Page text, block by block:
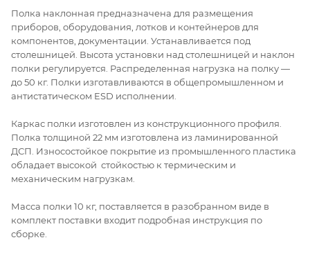
Полка наклонная предназначена для размещения
приборов, оборудования, лотков и контейнеров для
компонентов, документации. Устанавливается под
столешницей. Высота установки над столешницей и наклон
полки регулируется. Распределенная нагрузка на полку —
до 50 кг. Полки изготавливаются в общепромышленном и
антистатическом ESD исполнении.
Каркас полки изготовлен из конструкционного профиля.
Полка толщиной 22 мм изготовлена из ламинированной
ДСП. Износостойкое покрытие из промышленного пластика
обладает высокой стойкостью к термическим и
механическим нагрузкам.
Масса полки 10 кг, поставляется в разобранном виде в
комплект поставки входит подробная инструкция по
сборке.